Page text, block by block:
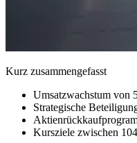
Kurz zusammengefasst
Umsatzwachstum von
Strategische
Kursziele zwischen